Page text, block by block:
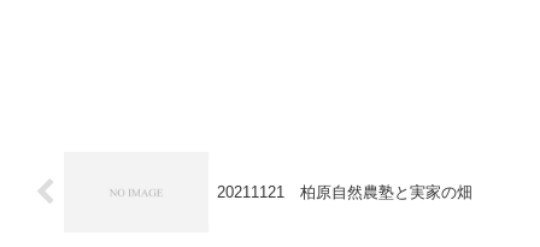
20211121 柏原自然農塾と実家の畑